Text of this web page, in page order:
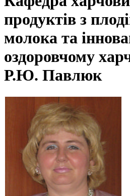
продуктів з
молока та
оздоровчому
Р.Ю. Павлюк